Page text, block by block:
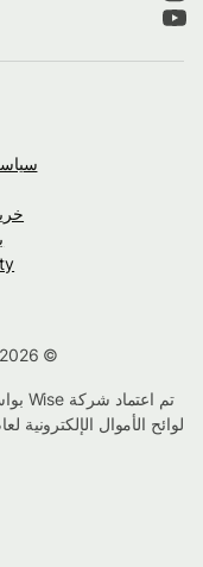
سياسة
لوائح الأموال الإلكترونية لعام 2011، مرجع الشركة